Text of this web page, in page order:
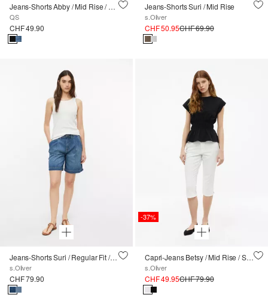
Jeans-Shorts Abby / Mid Rise / Slim Fit
QS
CHF 49.90
Jeans-Shorts Suri / Mid Rise
s.Oliver
CHF 50.95CHF 69.90
Jeans-Shorts Suri / Regular Fit / High Rise / Wide Leg
s.Oliver
CHF 79.90
-37%
Capri-Jeans Betsy / Mid Rise / Slim Fit
s.Oliver
CHF 49.95CHF 79.90